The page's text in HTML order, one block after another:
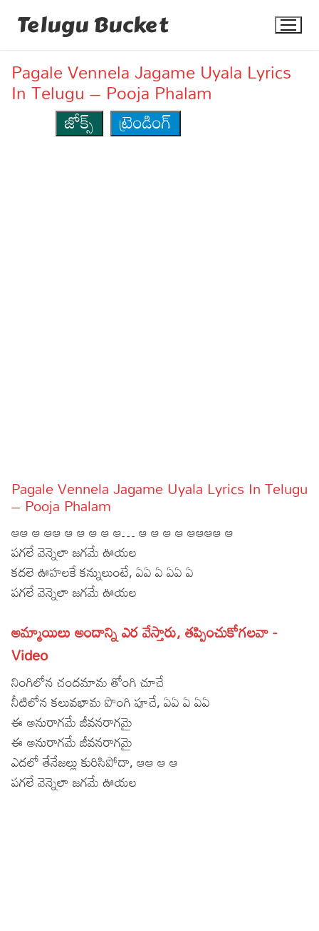
Telugu Bucket
Articles
Facts
Devotional
Christianity
Hinduism
Hindi
Lyrics in Hindi – Devotional Songs
Lyrics in Hindi – Movie Songs
Tamil
Lyrics in Tamil – Devotional Songs
Lyrics in Tamil – Movie Songs
Kannada
Lyrics in Kannada – Movie Songs
Pagale Vennela Jagame Uyala Lyrics
In Telugu – Pooja Phalam
జోక్స్
ట్రెండింగ్
Pagale Vennela Jagame Uyala Lyrics In Telugu
– Pooja Phalam
ఆఆ ఆ ఆఆ ఆ ఆ ఆ ఆ ఆ… ఆ ఆ ఆ ఆ ఆఆఆఆ ఆ
పగలే వెన్నెలా జగమే ఊయల
కదలె ఊహలకే కన్నులుంటే, ఏఏ ఏ ఏఏ ఏ
పగలే వెన్నెలా జగమే ఊయల
అమ్మాయిలు అందాన్ని ఎర వేస్తారు, తప్పించుకోగలవా -
Video
నింగిలోన చందమామ తోంగి చూచే
నీటిలోన కలువభామ పొంగి పూచే, ఏఏ ఏ ఏఏ
ఈ అనురాగమే జీవనరాగమై
ఈ అనురాగమే జీవనరాగమై
ఎదలో తేనేజల్లు కురిసిపోదా, ఆఆ ఆ ఆ
పగలే వెన్నెలా జగమే ఊయల